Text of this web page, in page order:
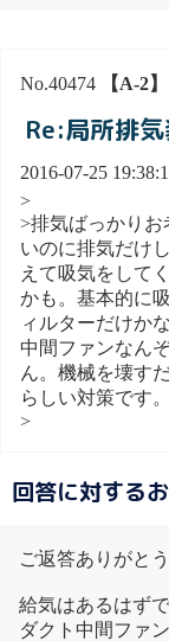
No.40474 【A-2】
Re:局所排
2016-07-25
>
>排気ばっかり
いのに排気だけ
えて吸気をして
かも。基本的に
ィルターだけか
中間ファンなん
ん。機械を壊す
らしい対策です。
>
回答に対する
ご返答ありがと
給気はあるはずで
ダクト中間ファ